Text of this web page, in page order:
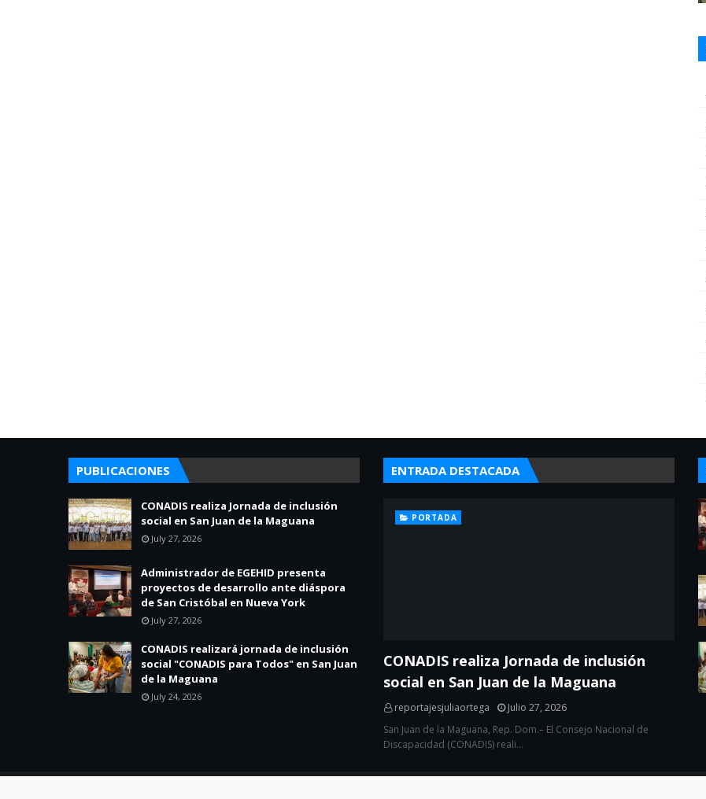
PUBLICACIONES
CONADIS realiza Jornada de inclusión
social en San Juan de la Maguana
July 27, 2026
Administrador de EGEHID presenta
proyectos de desarrollo ante diáspora
de San Cristóbal en Nueva York
July 27, 2026
CONADIS realizará jornada de inclusión
social "CONADIS para Todos" en San Juan
de la Maguana
July 24, 2026
ENTRADA DESTACADA
PORTADA
CONADIS realiza Jornada de inclusión
social en San Juan de la Maguana
reportajesjuliaortega
Julio 27, 2026
San Juan de la Maguana, Rep. Dom.– El Consejo Nacional de
Discapacidad (CONADIS) reali…